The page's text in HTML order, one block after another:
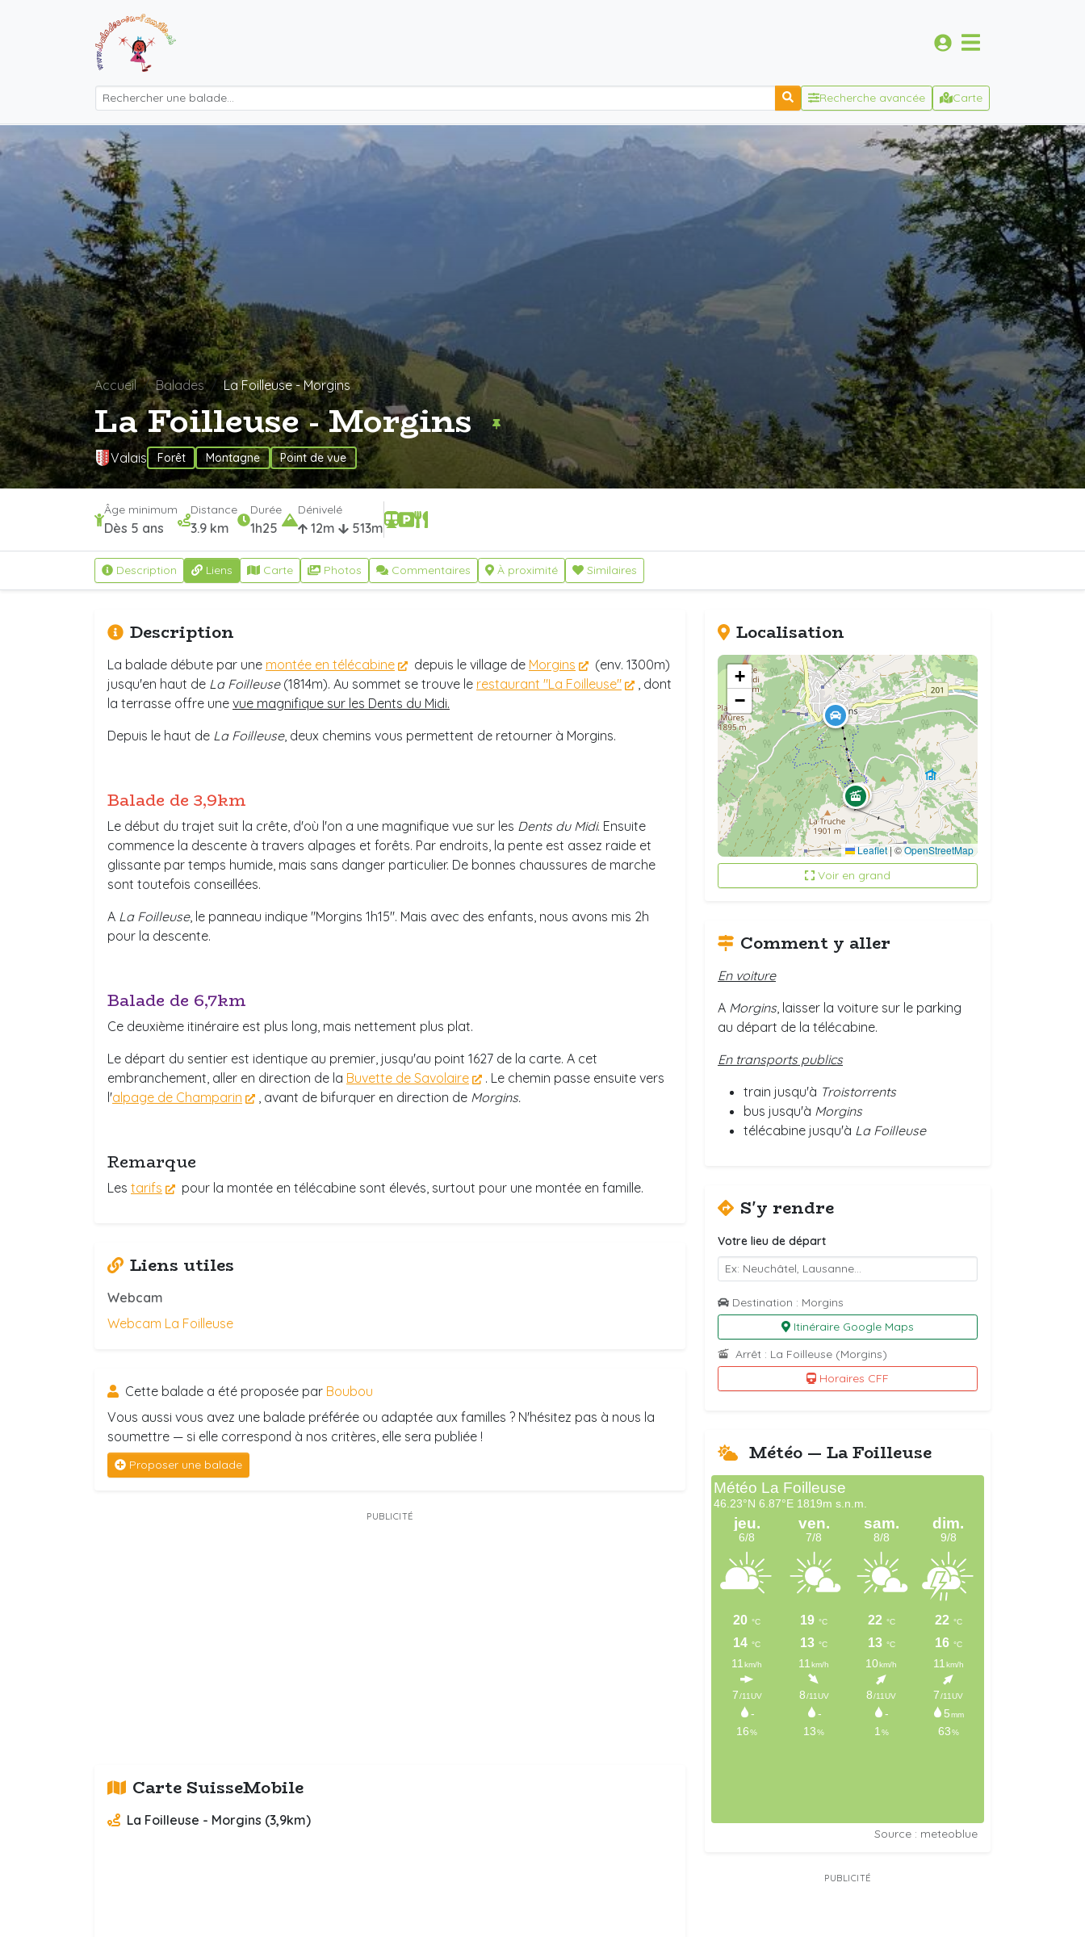
Recherche avancée Carte
Accueil Balades La Foilleuse - Morgins
La Foilleuse - Morgins
Valais Forêt Montagne Point de vue
Âge minimum
Dès 5 ans
Distance
3.9 km
Durée
1h25
Dénivelé
12m 513m
Description Liens Carte Photos Commentaires À proximité Similaires
Description
La balade débute par une montée en télécabine depuis le village de Morgins
(env. 1300m)
jusqu'en haut de La Foilleuse(1814m). Au sommet se trouve le restaurant "La Foilleuse"
, dont
la terrasse offre une vue magnifique sur les Dents du Midi.
Depuis le haut de La Foilleuse, deux chemins vous permettent de retourner à Morgins.
Balade de 3,9km
Le début du trajet suit la crête, d'où l'on a une magnifique vue sur les Dents du Midi. Ensuite
commence la descente à travers alpages et forêts. Par endroits, la pente est assez raide et
glissante par temps humide, mais sans danger particulier. De bonnes chaussures de marche
sont toutefois conseillées.
A La Foilleuse, le panneau indique "Morgins 1h15". Mais avec des enfants, nous avons mis 2h
pour la descente.
Balade de 6,7km
Ce deuxième itinéraire est plus long, mais nettement plus plat.
Le départ du sentier est identique au premier, jusqu'au point 1627 de la carte. A cet
embranchement, aller en direction de la Buvette de Savolaire
. Le chemin passe ensuite vers
l'alpage de Champarin , avant de bifurquer en direction de Morgins.
Remarque
Les tarifs pour la montée en télécabine sont élevés, surtout pour une montée en famille.
Liens utiles
Webcam
Webcam La Foilleuse
Cette balade a été proposée par Boubou
Vous aussi vous avez une balade préférée ou adaptée aux familles ? N'hésitez pas à nous la
soumettre — si elle correspond à nos critères, elle sera publiée !
Proposer une balade
PUBLICITÉ
Carte SuisseMobile
La Foilleuse - Morgins (3,9km)
Localisation
+
−
Leaflet | ©OpenStreetMap
Voir en grand
Comment y aller
En voiture
A Morgins, laisser la voiture sur le parking
au départ de la télécabine.
En transports publics
train jusqu'à Troistorrents
bus jusqu'à Morgins
télécabine jusqu'à La Foilleuse
S'y rendre
Votre lieu de départ
Destination : Morgins
Itinéraire Google Maps
Arrêt : La Foilleuse (Morgins)
Horaires CFF
Météo — La Foilleuse
Source : meteoblue
PUBLICITÉ